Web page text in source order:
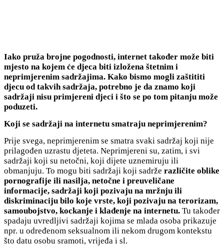
Iako pruža brojne pogodnosti, internet također može biti
mjesto na kojem će djeca biti izložena štetnim i
neprimjerenim sadržajima. Kako bismo mogli zaštititi
djecu od takvih sadržaja, potrebno je da znamo koji
sadržaji nisu primjereni djeci i što se po tom pitanju može
poduzeti.
Koji se sadržaji na internetu smatraju neprimjerenim?
Prije svega, neprimjerenim se smatra svaki sadržaj koji nije
prilagođen uzrastu djeteta. Neprimjereni su, zatim, i svi
sadržaji koji su netočni, koji dijete uznemiruju ili
obmanjuju. To mogu biti sadržaji koji sadrže različite oblike
pornografije ili nasilja, netočne i preuveličane
informacije, sadržaji koji pozivaju na mržnju ili
diskriminaciju bilo koje vrste, koji pozivaju na terorizam,
samoubojstvo, kockanje i klađenje na internetu. Tu također
spadaju uvredljivi sadržaji kojima se mlada osoba prikazuje
npr. u određenom seksualnom ili nekom drugom kontekstu
što datu osobu sramoti, vrijeđa i sl.